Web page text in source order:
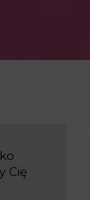
Cię